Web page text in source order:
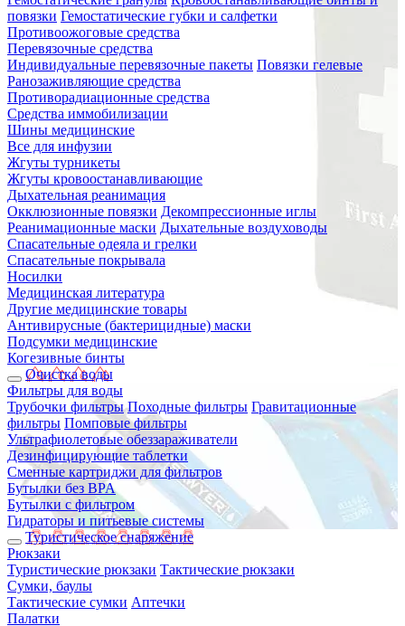
повязки Гемостатические губки и салфетки
Противоожоговые средства
Перевязочные средства
Индивидуальные перевязочные пакеты Повязки гелевые
Ранозаживляющие средства
Противорадиационные средства
Средства иммобилизации
Шины медицинские
Все для инфузии
Жгуты турникеты
Жгуты кровоостанавливающие
Дыхательная реанимация
Окклюзионные повязки Декомпрессионные иглы
Реанимационные маски Дыхательные воздуховоды
Спасательные одеяла и грелки
Спасательные покрывала
Носилки
Медицинская литература
Другие медицинские товары
Антивирусные (бактерицидные) маски
Подсумки медицинские
Когезивные бинты
Очистка воды
Фильтры для воды
Трубочки фильтры Походные фильтры Гравитационные
фильтры Помповые фильтры
Ультрафиолетовые обеззараживатели
Дезинфицирующие таблетки
Сменные картриджи для фильтров
Бутылки без BPA
Бутылки с фильтром
Гидраторы и питьевые системы
Туристическое снаряжение
Рюкзаки
Туристические рюкзаки Тактические рюкзаки
Сумки, баулы
Тактические сумки Аптечки
Палатки